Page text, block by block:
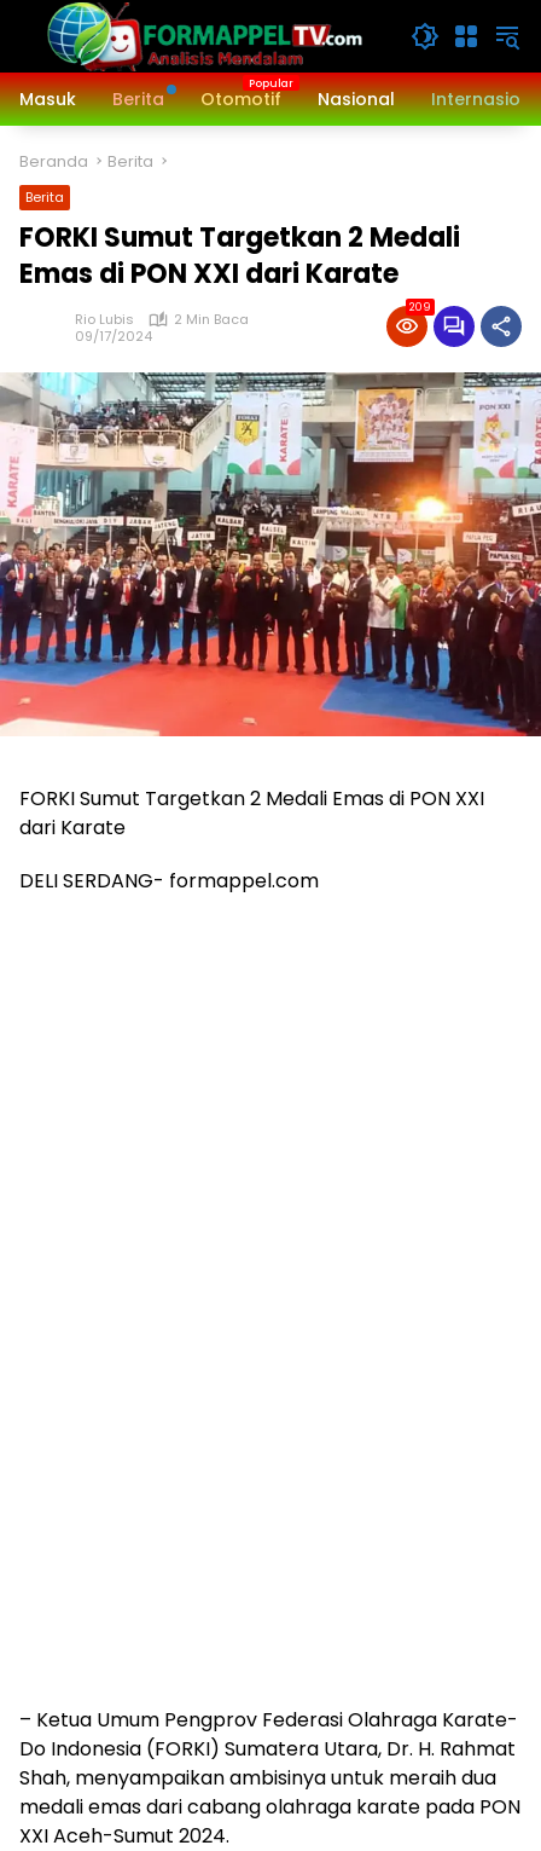
Langsung
konten
Masuk
Berita Otomotif Nasional
Beranda Berita
Berita
FORKI Sumut Targetkan 2 Medali
Emas di PON XXI dari Karate
Rio Lubis
2 Min Baca
09/17/2024
209
FORKI Sumut Targetkan 2 Medali Emas di PON XXI
dari Karate
DELI SERDANG- formappel.com
– Ketua Umum Pengprov Federasi Olahraga Karate-
Do Indonesia (FORKI) Sumatera Utara, Dr. H. Rahmat
Shah, menyampaikan ambisinya untuk meraih dua
medali emas dari cabang olahraga karate pada PON
XXI Aceh-Sumut 2024.